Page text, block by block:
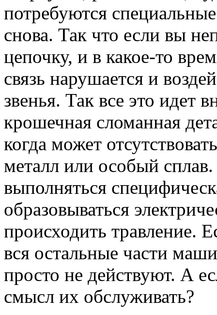
потребуются
снова. Так что если вы
цепочку, и в какое-то
связь нарушается и
звенья. Так все это идет
крошечная сломанная
когда может
металл или особый сплав.
выполняться
образовываться
происходить травление.
вся остальные части
просто не действуют. А
смысл их обслуживать?